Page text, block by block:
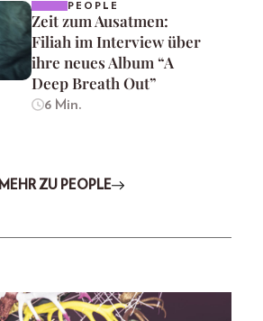
PEOPLE
Zeit zum Ausatmen:
Filiah im Interview über
ihre neues Album “A
Deep Breath Out”
6 Min.
MEHR ZU PEOPLE